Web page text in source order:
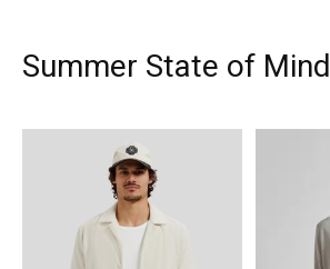
Summer State of Mind